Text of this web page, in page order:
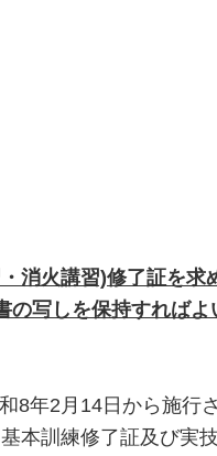
消火講習)修了証を求
写しを保持すれば
年2月14日から施行
本訓練修了証及び実